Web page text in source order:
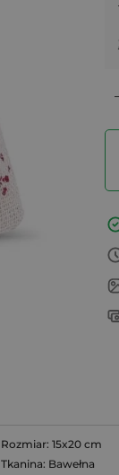
Rozmiar: 15x20 cm
Tkanina: Bawełna